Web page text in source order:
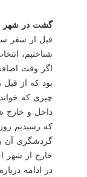
گشت در شهر
قبل از سفر
شناختیم،
اگر وقت
بود كه از
چیزی كه
داخل و خارج
كه رسیدیم
گردشگری آن
خارج از شهر
در ادامه